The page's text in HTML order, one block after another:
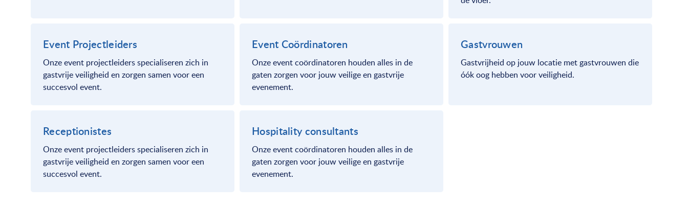
Event Projectleiders
Onze event projectleiders specialiseren zich in
gastvrije veiligheid en zorgen samen voor een
succesvol event.
Event Coördinatoren
Onze event coördinatoren houden alles in de
gaten zorgen voor jouw veilige en gastvrije
evenement.
Gastvrouwen
Gastvrijheid op jouw locatie met gastvrouwen die
óók oog hebben voor veiligheid.
Receptionistes
Onze event projectleiders specialiseren zich in
gastvrije veiligheid en zorgen samen voor een
succesvol event.
Hospitality consultants
Onze event coördinatoren houden alles in de
gaten zorgen voor jouw veilige en gastvrije
evenement.